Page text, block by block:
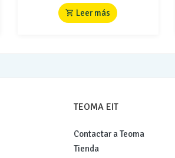
Leer más
TEOMA EIT
Contactar a Teoma
Tienda